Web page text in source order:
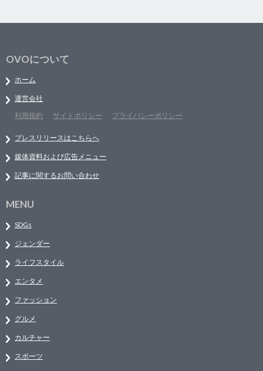
OVOについて
ホーム
運営会社
利用規約
サイトポリシー プライバシーポリシー
プレスリリースはこちらへ
媒体資料および広告メニュー
記事に関するお問い合わせ
MENU
SDGs
ジェンダー
ライフスタイル
エンタメ
ファッション
グルメ
カルチャー
スポーツ